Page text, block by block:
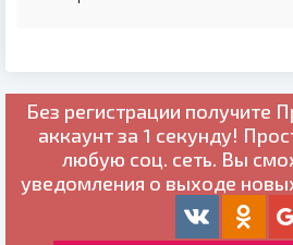
Без регистрации получите
аккаунт за 1 секунду!
любую соц. сеть. Вы
уведомления о выходе